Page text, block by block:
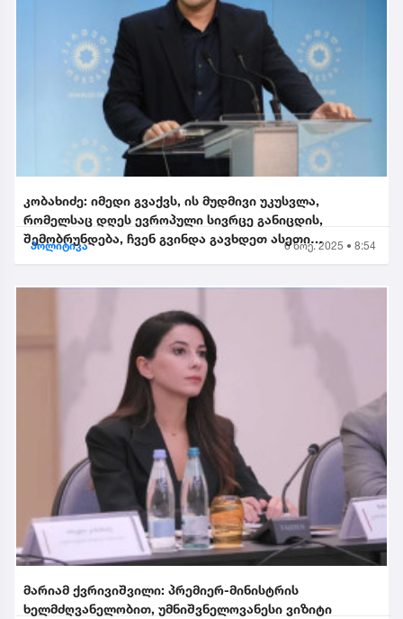
კობახიძე: იმედი გვაქვს, ის მუდმივი უკუსვლა,
რომელსაც დღეს ევროპული სივრცე განიცდის,
შემობრუნდება, ჩვენ გვინდა გავხდეთ ასეთი
პოლიტიკა 6 ნოე. 2025 • 8:54
მარიამ ქვრივიშვილი: პრემიერ-მინისტრის
ხელმძღვანელობით, უმნიშვნელოვანესი ვიზიტი